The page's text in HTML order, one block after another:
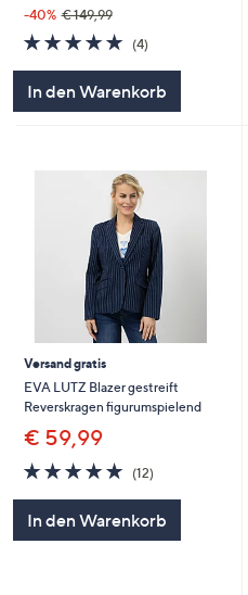
-40% € 149,99
4.8
von
5
(4)
In den Warenkorb
Versand gratis
EVA LUTZ Blazer gestreift
Reverskragen figurumspielend
€ 59,99
4.8
von
5
(12)
In den Warenkorb